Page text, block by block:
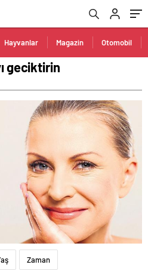
Hayvanlar Magazin Otomobil
geciktirin
Zaman